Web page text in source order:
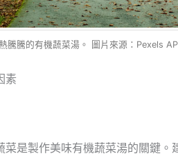
騰騰的有機蔬菜湯。 圖片來源：Pexels
素
是製作美味有機蔬菜湯的關鍵